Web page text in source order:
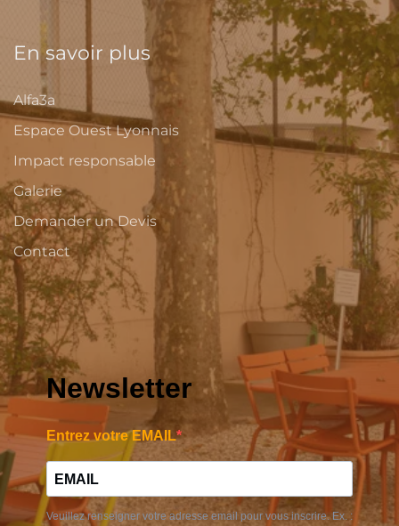
En savoir plus
Alfa3a
Espace Ouest Lyonnais
Impact responsable
Galerie
Demander un Devis
Contact
Newsletter
Entrez votre EMAIL
Veuillez renseigner votre adresse email pour vous inscrire. Ex. :